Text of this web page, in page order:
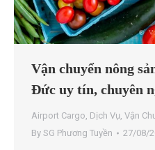
Vận chuyển nông
Đức uy tín, chuyên
Airport Cargo, Dịch Vụ, Vận
By SG Phương Tuyền 27/08/